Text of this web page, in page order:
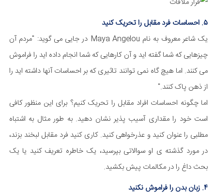
۵. احساسات فرد مقابل را تحریک کنید
یک شاعر معروف به نام Maya Angelou در جایی می گوید: "مردم آن
چیزهایی که شما گفته اید و آن کارهایی که شما انجام داده اید را فراموش
می کنند. اما هیچ گاه نمی توانند تاثیری که بر احساسات آنها داشته اید را
از ذهن پاک کنند."
اما چگونه احساسات افراد مقابل را تحریک کنیم؟ برای این منظور کافی
است خود را مقداری آسیب پذیر نشان دهید. به طور مثال به اشتباه
مطلبی را عنوان کنید و عذرخواهی کنید. کاری کنید فرد مقابل لبخند بزند،
در مورد گذشته ی او سوالاتی بپرسید، یک خاطره تعریف کنید یا یک
بحث داغ را در مکالمات پیش بکشید.
۴. زبان بدن را فراموش نکنید